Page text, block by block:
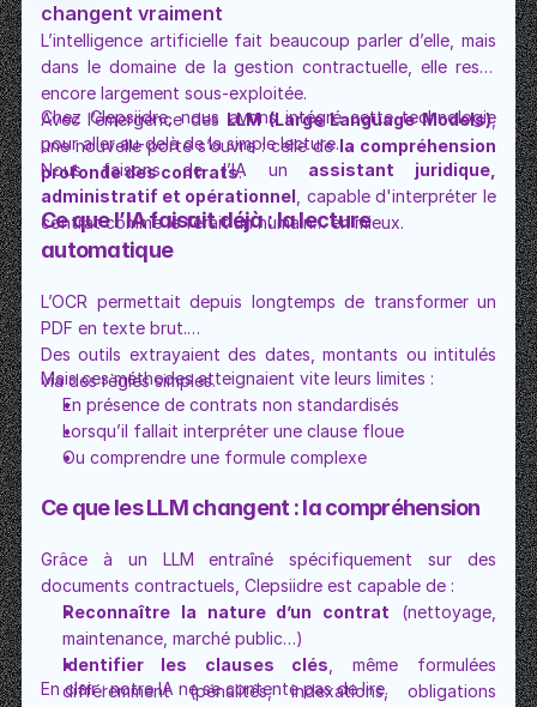
changent vraiment
L’intelligence artificielle fait beaucoup parler d’elle, mais
dans le domaine de la gestion contractuelle, elle reste
encore largement sous-exploitée.
Avec l’émergence des LLM (Large Language Models),
une nouvelle porte s’ouvre : celle de la compréhension
profonde des contrats.
Chez Clepsiidre, nous avons intégré cette technologie
pour aller au-delà de la simple lecture.
Nous faisons de l’IA un assistant juridique,
administratif et opérationnel , capable d'interpréter le
contrat comme le ferait un humain… en mieux.
Ce que l’IA faisait déjà : la lecture
automatique
L’OCR permettait depuis longtemps de transformer un
PDF en texte brut.
Des outils extrayaient des dates, montants ou intitulés
via des règles simples.
Mais ces méthodes atteignaient vite leurs limites :
En présence de contrats non standardisés
Lorsqu’il fallait interpréter une clause floue
Ou comprendre une formule complexe
Ce que les LLM changent : la compréhension
Grâce à un LLM entraîné spécifiquement sur des
documents contractuels, Clepsiidre est capable de :
Reconnaître la nature d’un contrat (nettoyage,
maintenance, marché public…)
Identifier les clauses clés , même formulées
différemment (pénalités, indexations, obligations
En clair : notre IA ne se contente pas de lire.